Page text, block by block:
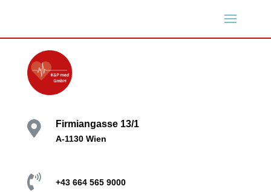
 Firmiangasse 13/1
A-1130 Wien
 +43 664 565 9000